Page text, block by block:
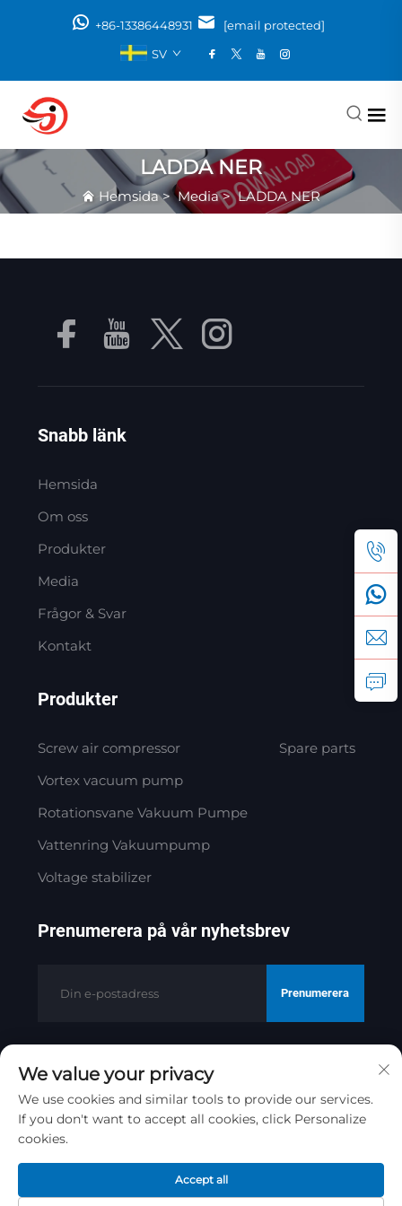
+86-13386448931
[email protected]
SV
LADDA NER
Hemsida>Media>LADDA NER
Snabb länk
Hemsida
Om oss
Produkter
Media
Frågor & Svar
Kontakt
Produkter
Screw air compressor
Vortex vacuum pump
Rotationsvane Vakuum Pumpe
Vattenring Vakuumpump
Voltage stabilizer
Spare parts
Prenumerera på vår nyhetsbrev
Prenumerera
Copyright © 2025 av Jinan Golden
Bridge Precision Machinery Co.ltd
Integritetspolicy
Rulla till toppen
We value your privacy
We use cookies and similar tools to provide our services.
If you don't want to accept all cookies, click Personalize
cookies.
Accept all